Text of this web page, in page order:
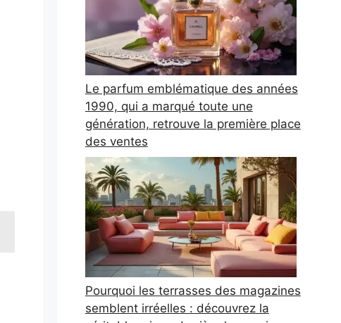
Le parfum emblématique des années
1990, qui a marqué toute une
génération, retrouve la première place
des ventes
Pourquoi les terrasses des magazines
semblent irréelles : découvrez la